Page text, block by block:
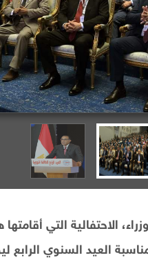
الاحتفالية التي أقامتها
العيد السنوي الرابع